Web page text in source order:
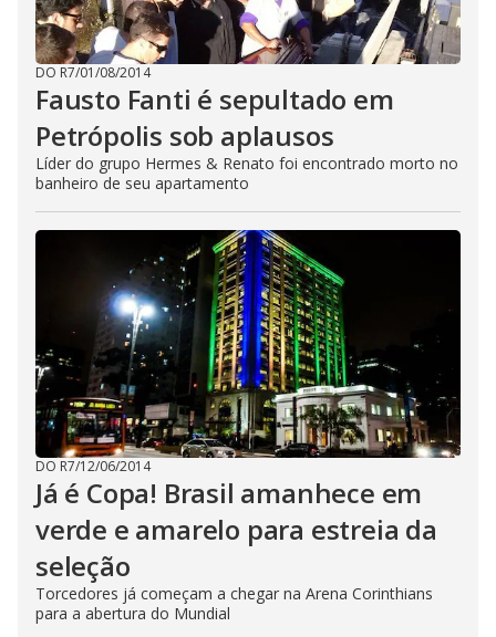
DO R7/01/08/2014
Fausto Fanti é sepultado em
Petrópolis sob aplausos
Líder do grupo Hermes & Renato foi encontrado morto no
banheiro de seu apartamento
DO R7/12/06/2014
Já é Copa! Brasil amanhece em
verde e amarelo para estreia da
seleção
Torcedores já começam a chegar na Arena Corinthians
para a abertura do Mundial